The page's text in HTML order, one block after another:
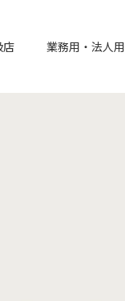
店 業務用・法人用